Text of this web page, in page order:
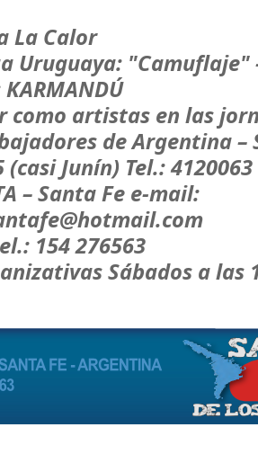
La Calor
Uruguaya: "Camuflaje"
como artistas en las
de Argentina –
Junín) Tel.: 4120063
– Santa Fe e-mail:
154 276563
Sábados a las